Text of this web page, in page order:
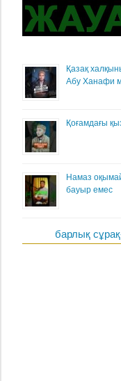
Қазақ
Абу Ханафи
Қоғамдағы
Намаз
бауыр емес
барлық